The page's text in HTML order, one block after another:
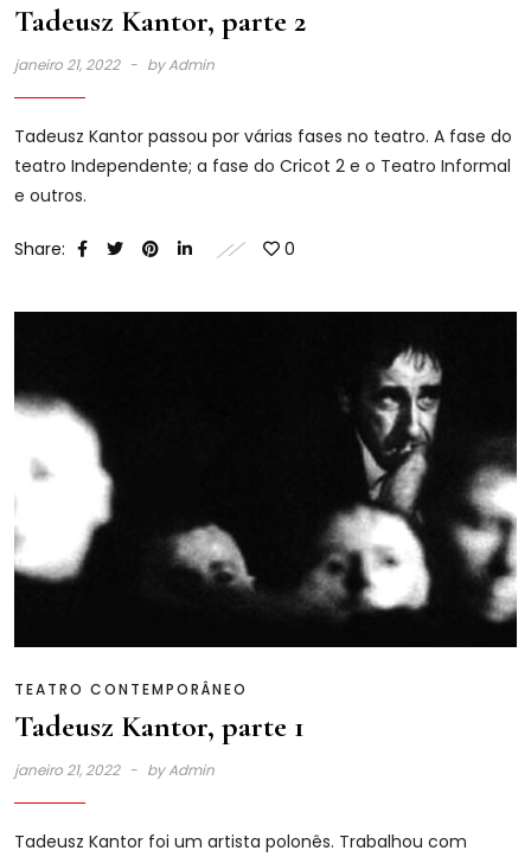
Tadeusz Kantor, parte 2
janeiro 21, 2022 byAdmin
Tadeusz Kantor passou por várias fases no teatro. A fase do
teatro Independente; a fase do Cricot 2 e o Teatro Informal
e outros.
Share: 0
TEATRO CONTEMPORÂNEO
Tadeusz Kantor, parte 1
janeiro 21, 2022 byAdmin
Tadeusz Kantor foi um artista polonês. Trabalhou com